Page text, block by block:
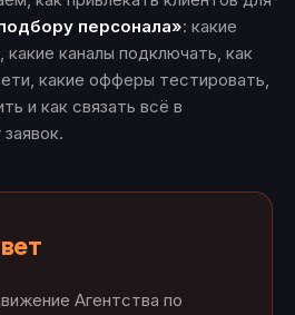
персонала»: какие
какие каналы подключать, как
какие офферы тестировать,
и как связать всё в
Агентства по